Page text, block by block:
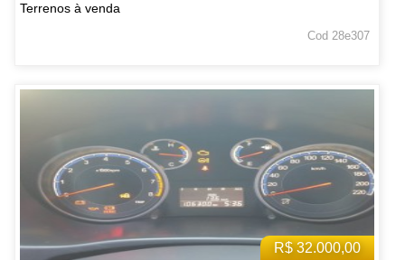
Terrenos à venda
Cod 28e307
R$ 32.000,00